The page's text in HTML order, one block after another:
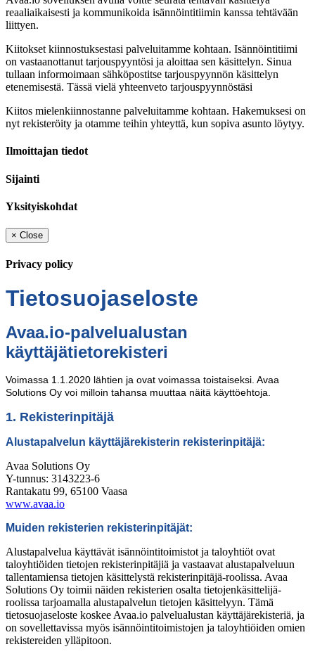
reaaliaikaisesti ja kommunikoida isännöintitiimin kanssa tehtävään
liittyen.
Kiitokset kiinnostuksestasi palveluitamme kohtaan. Isännöintitiimi
on vastaanottanut tarjouspyyntösi ja aloittaa sen käsittelyn. Sinua
tullaan informoimaan sähköpostitse tarjouspyynnön käsittelyn
etenemisestä. Tässä vielä yhteenveto tarjouspyynnöstäsi
Kiitos mielenkiinnostanne palveluitamme kohtaan. Hakemuksesi on
nyt rekisteröity ja otamme teihin yhteyttä, kun sopiva asunto löytyy.
Ilmoittajan tiedot
Sijainti
Yksityiskohdat
× Close
Privacy policy
Tietosuojaseloste
Avaa.io-palvelualustan
käyttäjätietorekisteri
Voimassa 1.1.2020 lähtien ja ovat voimassa toistaiseksi. Avaa
Solutions Oy voi milloin tahansa muuttaa näitä käyttöehtoja.
1. Rekisterinpitäjä
Alustapalvelun käyttäjärekisterin rekisterinpitäjä:
Avaa Solutions Oy
Y-tunnus: 3143223-6
Rantakatu 99, 65100 Vaasa
www.avaa.io
Muiden rekisterien rekisterinpitäjät:
Alustapalvelua käyttävät isännöintitoimistot ja taloyhtiöt ovat
taloyhtiöiden tietojen rekisterinpitäjiä ja vastaavat alustapalveluun
tallentamiensa tietojen käsittelystä rekisterinpitäjä-roolissa. Avaa
Solutions Oy toimii näiden rekisterien osalta tietojenkäsittelijä-
roolissa tarjoamalla alustapalvelun tietojen käsittelyyn. Tämä
tietosuojaseloste koskee Avaa.io palvelualustan käyttäjärekisteriä, ja
on sovellettavissa myös isännöintitoimistojen ja taloyhtiöiden omien
rekistereiden ylläpitoon.